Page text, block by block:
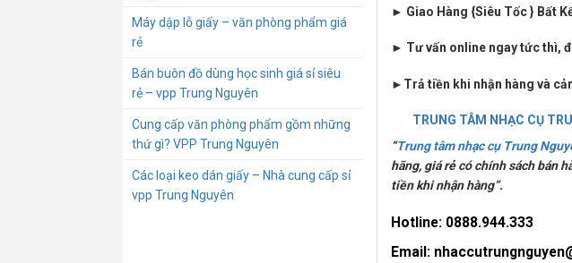
Máy dập lỗ giấy – văn phòng phẩm giá
rẻ
Bán buôn đồ dùng học sinh giá sỉ siêu
rẻ – vpp Trung Nguyên
Cung cấp văn phòng phẩm gồm những
thứ gì? VPP Trung Nguyên
Các loại keo dán giấy – Nhà cung cấp sỉ
vpp Trung Nguyên
► Giao Hàng {Siêu Tốc } Bất
► Tư vấn online ngay tức thì,
► Trả tiền khi nhận hàng và
TRUNG TÂM NHẠC CỤ
“Trung tâm nhạc cụ Trung
hãng, giá rẻ có chính sách bán
tiền khi nhận hàng”.
Hotline: 0888.944.333
Email: